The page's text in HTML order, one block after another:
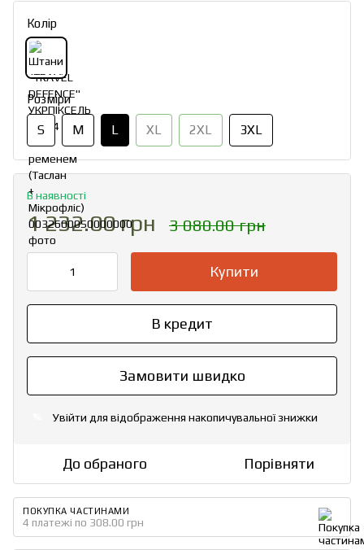
Колір
Розміри
S M L XL 2XL 3XL
В наявності
1 232.00 грн 3 080.00 грн
Купити
В кредит
Замовити швидко
Увійти для відображення накопичувальної знижки
До обраного Порівняти
ПОКУПКА ЧАСТИНАМИ
4 платежі по 308.00 грн